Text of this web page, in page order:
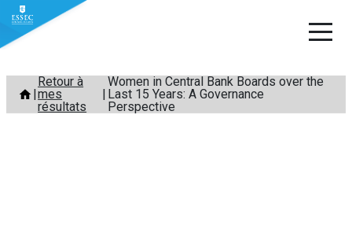
Aller
contenu
Retour à
mes
résultats
Women in Central Bank Boards over the
Last 15 Years: A Governance
Perspective